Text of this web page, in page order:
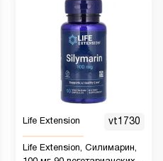
Life Extension vt1730
Life Extension, Силимарин,